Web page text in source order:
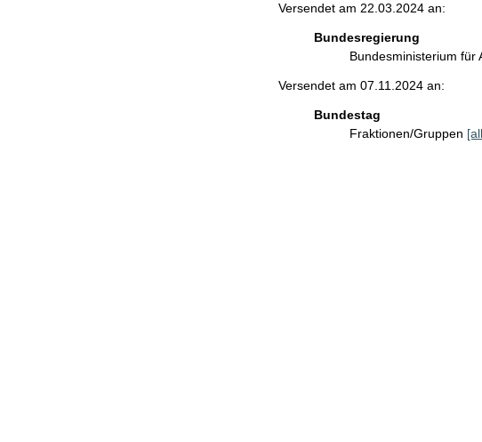
Versendet am 22.03.2024 an:
Bundesregierung
Bundesministerium für
Versendet am 07.11.2024 an:
Bundestag
Fraktionen/Gruppen